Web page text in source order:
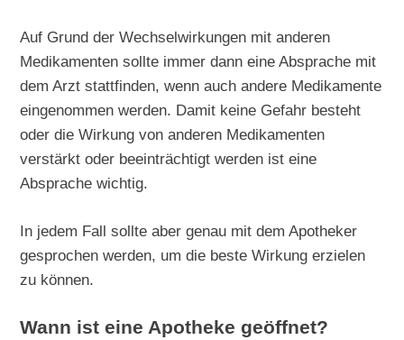
Auf Grund der Wechselwirkungen mit anderen
Medikamenten sollte immer dann eine Absprache mit
dem Arzt stattfinden, wenn auch andere Medikamente
eingenommen werden. Damit keine Gefahr besteht
oder die Wirkung von anderen Medikamenten
verstärkt oder beeinträchtigt werden ist eine
Absprache wichtig.
In jedem Fall sollte aber genau mit dem Apotheker
gesprochen werden, um die beste Wirkung erzielen
zu können.
Wann ist eine Apotheke geöffnet?